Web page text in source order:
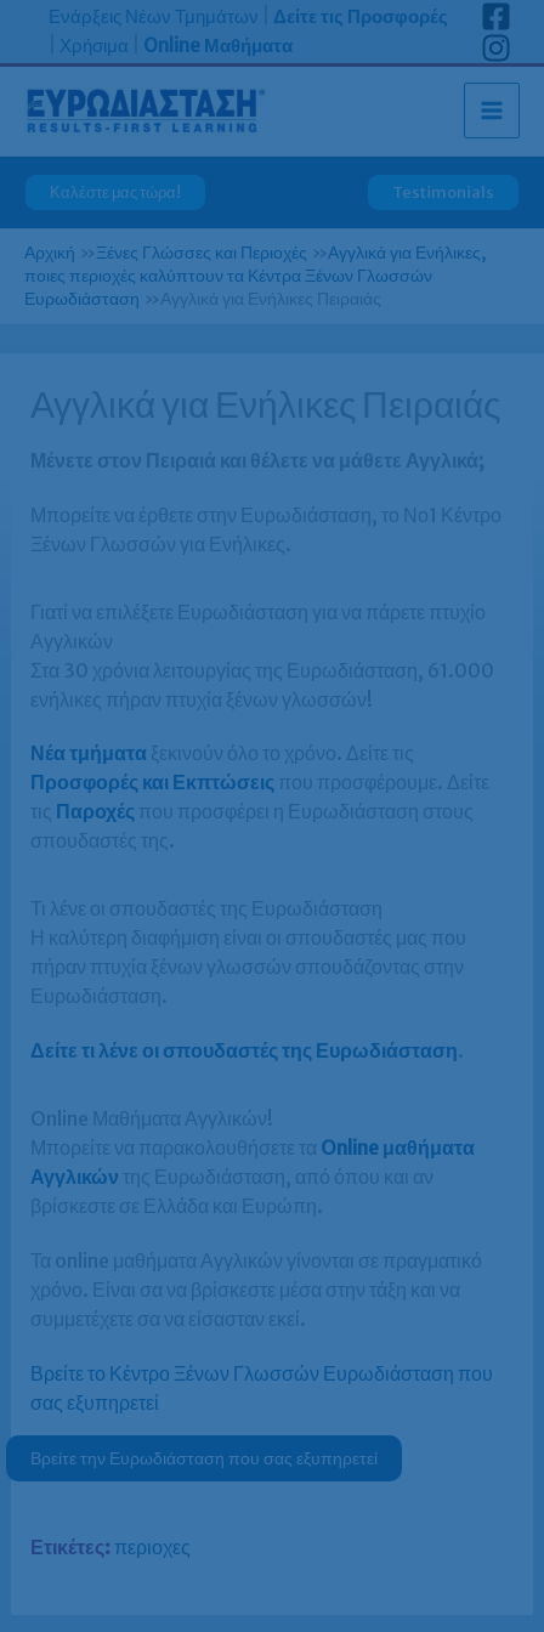
Μετάβαση
περιεχόμενο
Ενάρξεις Νέων Τμημάτων
Δείτε τις Προσφορές
Χρήσιμα Online Μαθήματα
Καλέστε μας τώρα! Testimonials
Αρχική »Ξένες Γλώσσες και Περιοχές »Αγγλικά για Ενήλικες,
ποιες περιοχές καλύπτουν τα Κέντρα Ξένων Γλωσσών
Ευρωδιάσταση »Αγγλικά για Ενήλικες Πειραιάς
Αγγλικά για Ενήλικες Πειραιάς
Μένετε στον Πειραιά και θέλετε να μάθετε Αγγλικά;
Μπορείτε να έρθετε στην Ευρωδιάσταση, το Νο1 Κέντρο
Ξένων Γλωσσών για Ενήλικες.
Γιατί να επιλέξετε Ευρωδιάσταση για να πάρετε πτυχίο
Αγγλικών
Στα 30 χρόνια λειτουργίας της Ευρωδιάσταση, 61.000
ενήλικες πήραν πτυχία ξένων γλωσσών!
Νέα τμήματα ξεκινούν όλο το χρόνο. Δείτε τις
Προσφορές και Εκπτώσεις που προσφέρουμε. Δείτε
τις Παροχές που προσφέρει η Ευρωδιάσταση στους
σπουδαστές της.
Τι λένε οι σπουδαστές της Ευρωδιάσταση
Η καλύτερη διαφήμιση είναι οι σπουδαστές μας που
πήραν πτυχία ξένων γλωσσών σπουδάζοντας στην
Ευρωδιάσταση.
Δείτε τι λένε οι σπουδαστές της Ευρωδιάσταση.
Online Μαθήματα Αγγλικών!
Μπορείτε να παρακολουθήσετε τα Online μαθήματα
Αγγλικών της Ευρωδιάσταση, από όπου και αν
βρίσκεστε σε Ελλάδα και Ευρώπη.
Τα online μαθήματα Αγγλικών γίνονται σε πραγματικό
χρόνο. Είναι σα να βρίσκεστε μέσα στην τάξη και να
συμμετέχετε σα να είσασταν εκεί.
Βρείτε το Κέντρο Ξένων Γλωσσών Ευρωδιάσταση που
σας εξυπηρετεί
Βρείτε την Ευρωδιάσταση που σας εξυπηρετεί
Ετικέτες: περιοχες